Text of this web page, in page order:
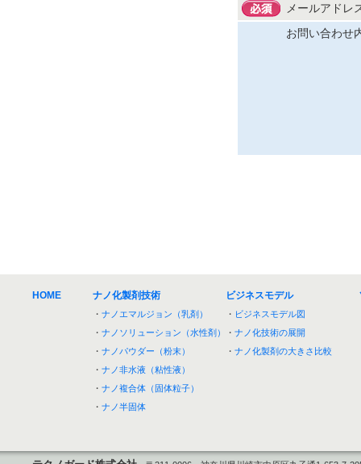
メールアドレ
お問い合わせ
HOME ナノ化製剤技術
・ ナノエマルジョン（乳剤）
・ ナノソリューション（水性剤）
・ ナノパウダー（粉末）
・ ナノ非水液（粘性液）
・ ナノ複合体（固体粒子）
・ ナノ半固体
ビジネスモデル
・ ビジネスモデル図
・ ナノ化技術の展開
・ ナノ化製剤の大きさ比較